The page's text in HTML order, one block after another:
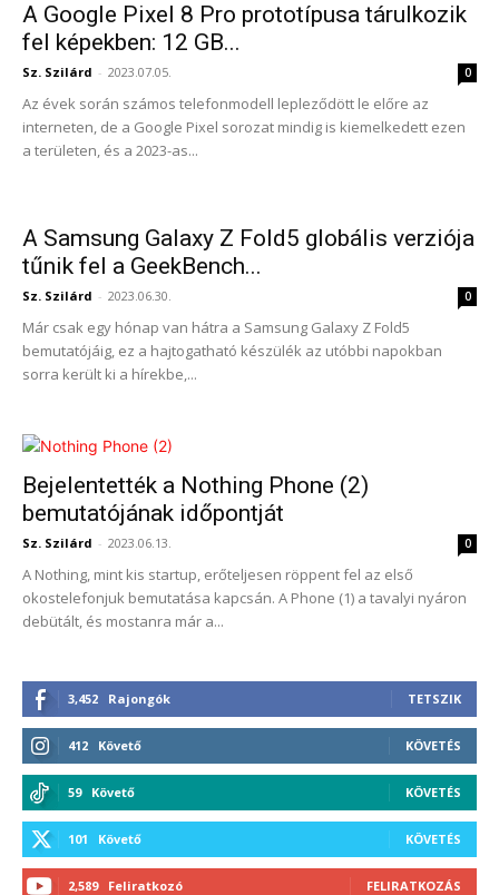
A Google Pixel 8 Pro prototípusa tárulkozik
fel képekben: 12 GB...
Sz. Szilárd - 2023.07.05. 0
Az évek során számos telefonmodell lepleződött le előre az
interneten, de a Google Pixel sorozat mindig is kiemelkedett ezen
a területen, és a 2023-as...
A Samsung Galaxy Z Fold5 globális verziója
tűnik fel a GeekBench...
Sz. Szilárd - 2023.06.30. 0
Már csak egy hónap van hátra a Samsung Galaxy Z Fold5
bemutatójáig, ez a hajtogatható készülék az utóbbi napokban
sorra került ki a hírekbe,...
Bejelentették a Nothing Phone (2)
bemutatójának időpontját
Sz. Szilárd - 2023.06.13. 0
A Nothing, mint kis startup, erőteljesen röppent fel az első
okostelefonjuk bemutatása kapcsán. A Phone (1) a tavalyi nyáron
debütált, és mostanra már a...
3,452 Rajongók TETSZIK
412 Követő KÖVETÉS
59 Követő KÖVETÉS
101 Követő KÖVETÉS
2,589 Feliratkozó FELIRATKOZÁS